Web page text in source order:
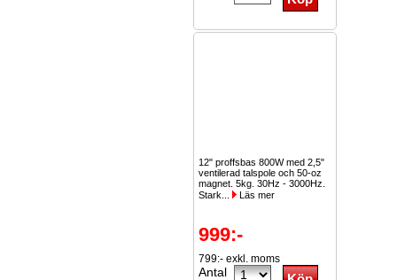
12" proffsbas 800W med 2,5"
ventilerad talspole och 50-oz
magnet. 5kg. 30Hz - 3000Hz.
Stark...
Läs mer
999:-
799:- exkl. moms
Antal